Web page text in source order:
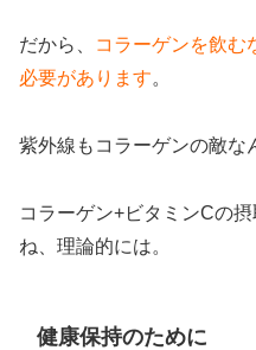
だから、
コラーゲンを飲む
必要があります。
紫外線もコラーゲンの敵な
コラーゲン+ビタミンCの
ね、理論的には。
健康保持のために